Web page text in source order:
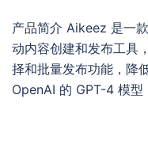
产品简介 Aikeez 是一
动内容创建和发布工具
择和批量发布功能，降
OpenAI 的 GPT-4 模